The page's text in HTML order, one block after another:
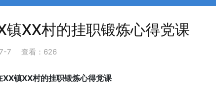
镇XX村的挂职锻炼心得党课
7 查看：626
镇XX村的挂职锻炼心得党课